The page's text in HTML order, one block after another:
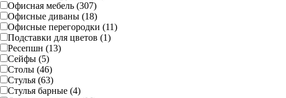
Офисная мебель (307)
Офисные диваны (18)
Офисные перегородки (11)
Подставки для цветов (1)
Ресепшн (13)
Сейфы (5)
Столы (46)
Стулья (63)
Стулья барные (4)